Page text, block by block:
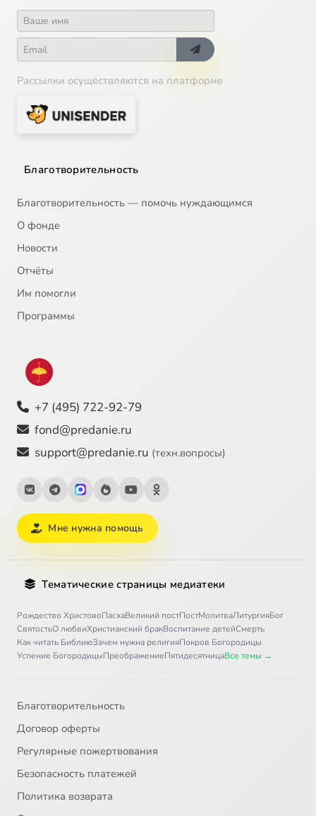
Рассылки осуществляются на платформе
Благотворительность
Благотворительность — помочь нуждающимся
О фонде
Новости
Отчёты
Им помогли
Программы
+7 (495) 722-92-79
fond@predanie.ru
support@predanie.ru (техн.вопросы)
Мне нужна помощь
Тематические страницы медиатеки
Рождество ХристовоПасхаВеликий постПостМолитваЛитургияБог
СвятостьО любвиХристианский бракВоспитание детейСмерть
Как читать БиблиюЗачем нужна религияПокров Богородицы
Успение БогородицыПреображениеПятидесятницаВсе темы →
Благотворительность
Договор оферты
Регулярные пожертвования
Безопасность платежей
Политика возврата